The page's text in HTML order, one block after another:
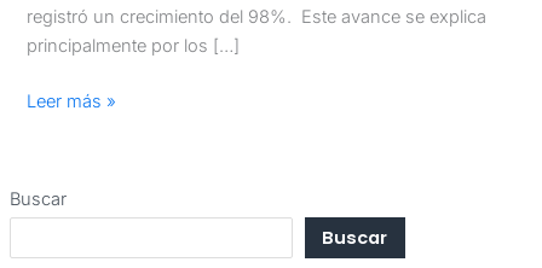
registró un crecimiento del 98%. Este avance se explica
principalmente por los […]
Leer más »
Buscar
Buscar